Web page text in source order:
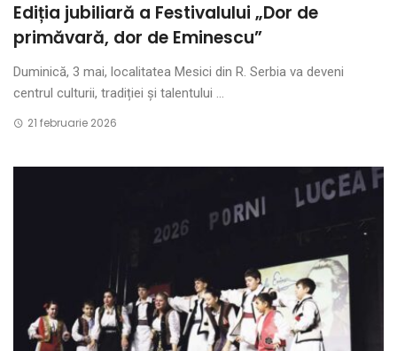
Ediția jubiliară a Festivalului „Dor de
primăvară, dor de Eminescu”
Duminică, 3 mai, localitatea Mesici din R. Serbia va deveni
centrul culturii, tradiției și talentului ...
21 februarie 2026